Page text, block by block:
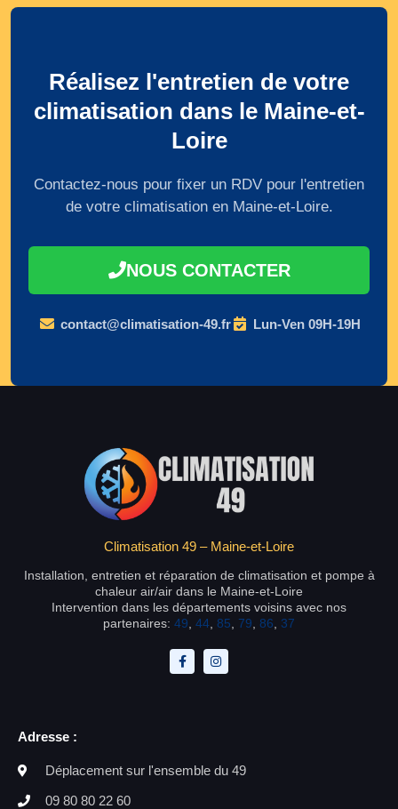
Réalisez l'entretien de votre
climatisation dans le Maine-et-
Loire
Contactez-nous pour fixer un RDV pour l'entretien
de votre climatisation en Maine-et-Loire.
NOUS CONTACTER
contact@climatisation-49.fr Lun-Ven 09H-19H
Climatisation 49 – Maine-et-Loire
Installation, entretien et réparation de climatisation et pompe à
chaleur air/air dans le Maine-et-Loire
Intervention dans les départements voisins avec nos
partenaires: 49 44 85 79 86 37
Adresse :
Déplacement sur l'ensemble du 49
09 80 80 22 60